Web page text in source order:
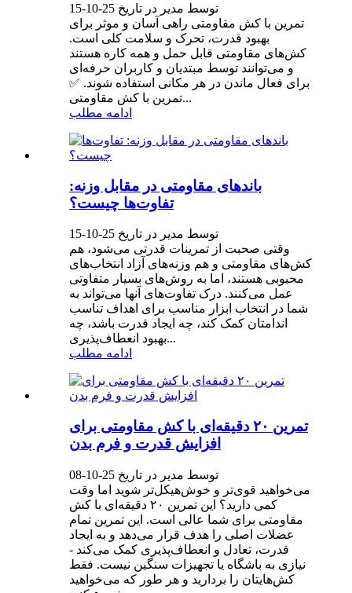
توسط مدیر در تاریخ 25-10-15
تمرین با کش مقاومتی راهی آسان و موثر برای
بهبود قدرت، تحرک و سلامت کلی است.
کش‌های مقاومتی قابل حمل و همه کاره هستند
و می‌توانند توسط مبتدیان و کاربران حرفه‌ای
برای فعال ماندن در هر مکانی استفاده شوند. ✅
تمرین با کش مقاومتی...
ادامه مطلب
باندهای مقاومتی در مقابل وزنه:
تفاوت‌ها چیست؟
توسط مدیر در تاریخ 25-10-15
وقتی صحبت از تمرینات قدرتی می‌شود، هم
کش‌های مقاومتی و هم وزنه‌های آزاد انتخاب‌های
محبوبی هستند، اما به روش‌های بسیار متفاوتی
عمل می‌کنند. درک تفاوت‌های آنها می‌تواند به
شما در انتخاب ابزار مناسب برای اهداف تناسب
اندامتان کمک کند، چه ایجاد قدرت باشد، چه
بهبود انعطاف‌پذیری...
ادامه مطلب
تمرین ۲۰ دقیقه‌ای با کش مقاومتی برای
افزایش قدرت و فرم بدن
توسط مدیر در تاریخ 25-10-08
می‌خواهید قوی‌تر و خوش‌هیکل‌تر شوید اما وقت
کمی دارید؟ این تمرین ۲۰ دقیقه‌ای با کش
مقاومتی برای شما عالی است. این تمرین تمام
عضلات اصلی را هدف قرار می‌دهد و به ایجاد
قدرت، تعادل و انعطاف‌پذیری کمک می‌کند -
نیازی به باشگاه یا تجهیزات سنگین نیست. فقط
کش‌هایتان را بردارید و هر طور که می‌خواهید